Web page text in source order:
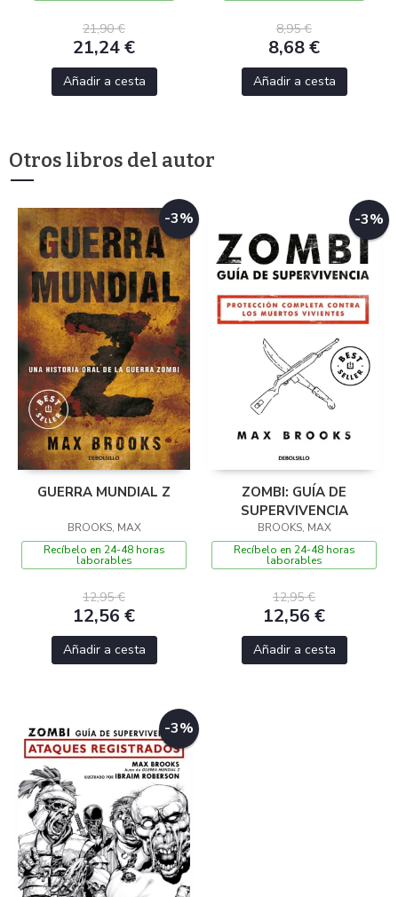
21,90 €
21,24 €
Añadir a cesta
8,95 €
8,68 €
Añadir a cesta
Otros libros del autor
-3%
GUERRA MUNDIAL Z
BROOKS, MAX
Recíbelo en 24-48 horas
laborables
12,95 €
12,56 €
Añadir a cesta
-3%
ZOMBI: GUÍA DE
SUPERVIVENCIA
BROOKS, MAX
Recíbelo en 24-48 horas
laborables
12,95 €
12,56 €
Añadir a cesta
-3%